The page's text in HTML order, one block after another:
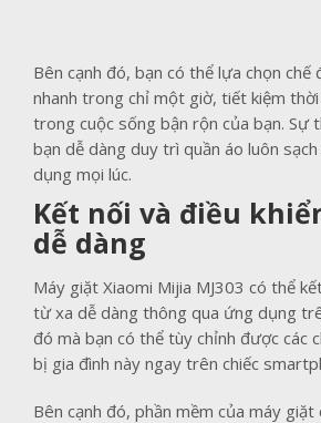
Bên cạnh đó, bạn có thể lựa chọn chế
nhanh trong chỉ một giờ, tiết kiệm
trong cuộc sống bận rộn của bạn. Sự
bạn dễ dàng duy trì quần áo luôn
dụng mọi lúc.
Kết nối và điều
dễ dàng
Máy giặt Xiaomi Mijia MJ303 có thể
từ xa dễ dàng thông qua ứng dụng
đó mà bạn có thể tùy chỉnh được các
bị gia đình này ngay trên chiếc
Bên cạnh đó, phần mềm của máy